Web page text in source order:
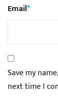
Email*
Save my
next time I